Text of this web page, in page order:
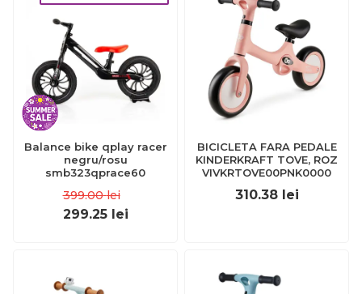
Balance bike qplay racer
negru/rosu
smb323qprace60
399.00 lei
299.25 lei
BICICLETA FARA PEDALE
KINDERKRAFT TOVE, ROZ
VIVKRTOVE00PNK0000
310.38 lei